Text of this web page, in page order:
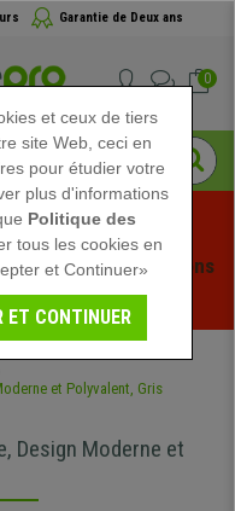
Garantie de Deux ans
0
! Des réductions
- Voir l'offre
Design Moderne et
et ceux de tiers
site Web, ceci en
pour étudier votre
plus d'informations
Politique des
tous les cookies en
et Continuer»
ET CONTINUER